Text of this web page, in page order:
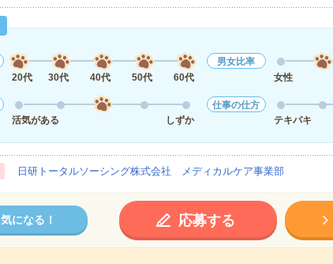
20代
30代 40代 50代 60代
男女比率
女性
活気がある
しずか
仕事の仕方
テキパキ
日研トータルソーシング株式会社 メディカルケア事業部
気になる！ 応募する